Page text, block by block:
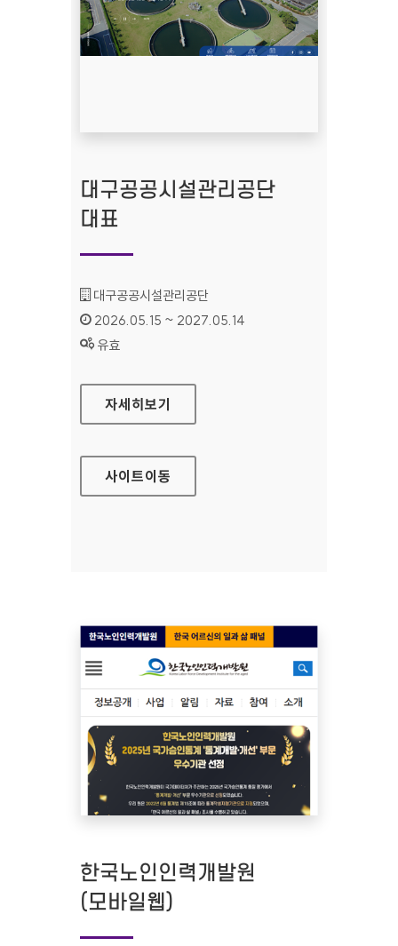
대구공공시설관리공단
대표
기관명 :
대구공공시설관리공단
인증기간 :
2026.05.15 ~ 2027.05.14
상태 :
유효
대구공공시설관리공단 대표
자세히보기
사이트이동
한국노인인력개발원
(모바일웹)